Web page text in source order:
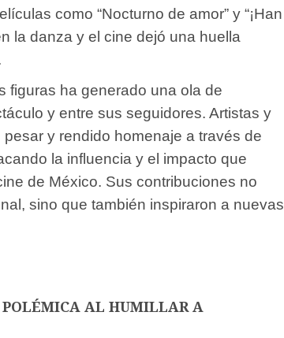
como “Nocturno de amor” y “¡Han
la danza y el cine dejó una huella
figuras ha generado una ola de
y entre sus seguidores. Artistas y
y rendido homenaje a través de
la influencia y el impacto que
de México. Sus contribuciones no
sino que también inspiraron a nuevas
AL HUMILLAR A